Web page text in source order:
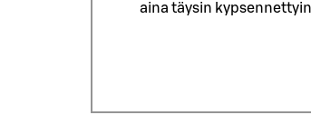
aina täysin